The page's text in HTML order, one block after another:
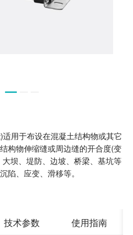
斜仪APP
用于布设在混凝土结构物或其它
构物伸缩缝或周边缝的开合度(变
坝、堤防、边坡、桥梁、基坑等
陷、应变、滑移等。
技术参数 使用指南